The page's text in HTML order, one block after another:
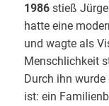
1986stieß
hatte eine
und wagte als
Menschlichkeit
Durch ihn wurde
ist: ein